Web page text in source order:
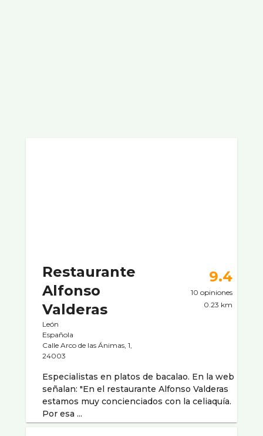
Restaurante
Alfonso
Valderas
León
Española
Calle Arco de las Ánimas, 1,
24003
9.4
10 opiniones
0.23 km
Especialistas en platos de bacalao. En la web
señalan: "En el restaurante Alfonso Valderas
estamos muy concienciados con la celiaquí­a.
Por esa ...